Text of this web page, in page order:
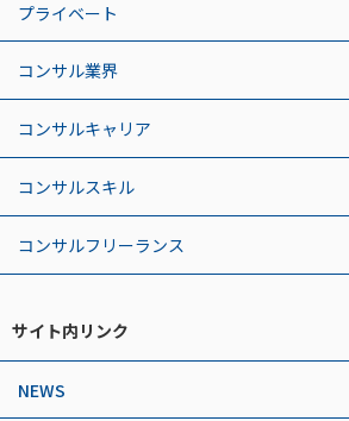
プライベート
コンサル業界
コンサルキャリア
コンサルスキル
コンサルフリーランス
サイト内リンク
NEWS